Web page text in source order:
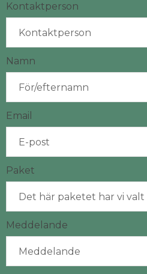
Kontaktperson
Namn
Email
Paket
Meddelande